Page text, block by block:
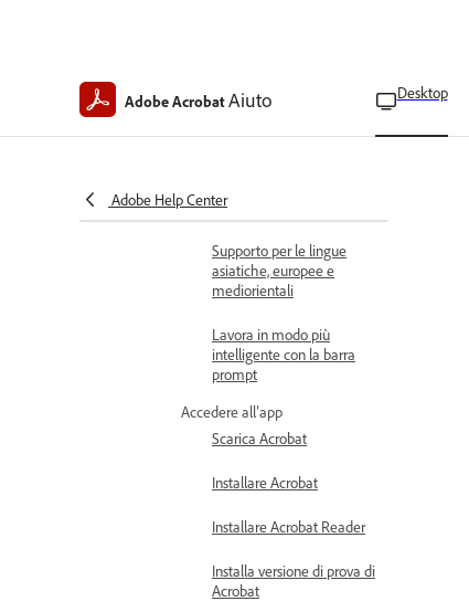
Adobe AcrobatAiuto Desktop
Adobe Help Center
Formati di file supportati
Navigare tra le pagine
track di Acrobat
Supporto per le lingue
asiatiche, europee e
mediorientali
Lavora in modo più
intelligente con la barra
prompt
Accedere all’app
Scarica Acrobat
Installare Acrobat
Installare Acrobat Reader
Installa versione di prova di
Acrobat